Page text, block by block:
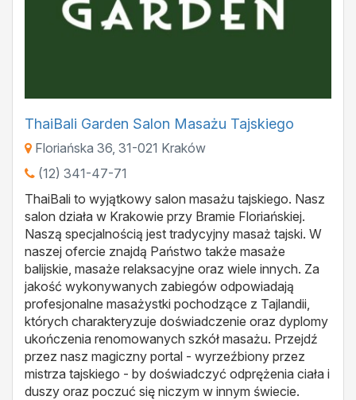
ThaiBali Garden Salon Masażu Tajskiego
Floriańska 36 31-021 Kraków
(12) 341-47-71
ThaiBali to wyjątkowy salon masażu tajskiego. Nasz
salon działa w Krakowie przy Bramie Floriańskiej.
Naszą specjalnością jest tradycyjny masaż tajski. W
naszej ofercie znajdą Państwo także masaże
balijskie, masaże relaksacyjne oraz wiele innych. Za
jakość wykonywanych zabiegów odpowiadają
profesjonalne masażystki pochodzące z Tajlandii,
których charakteryzuje doświadczenie oraz dyplomy
ukończenia renomowanych szkół masażu. Przejdź
przez nasz magiczny portal - wyrzeźbiony przez
mistrza tajskiego - by doświadczyć odprężenia ciała i
duszy oraz poczuć się niczym w innym świecie.